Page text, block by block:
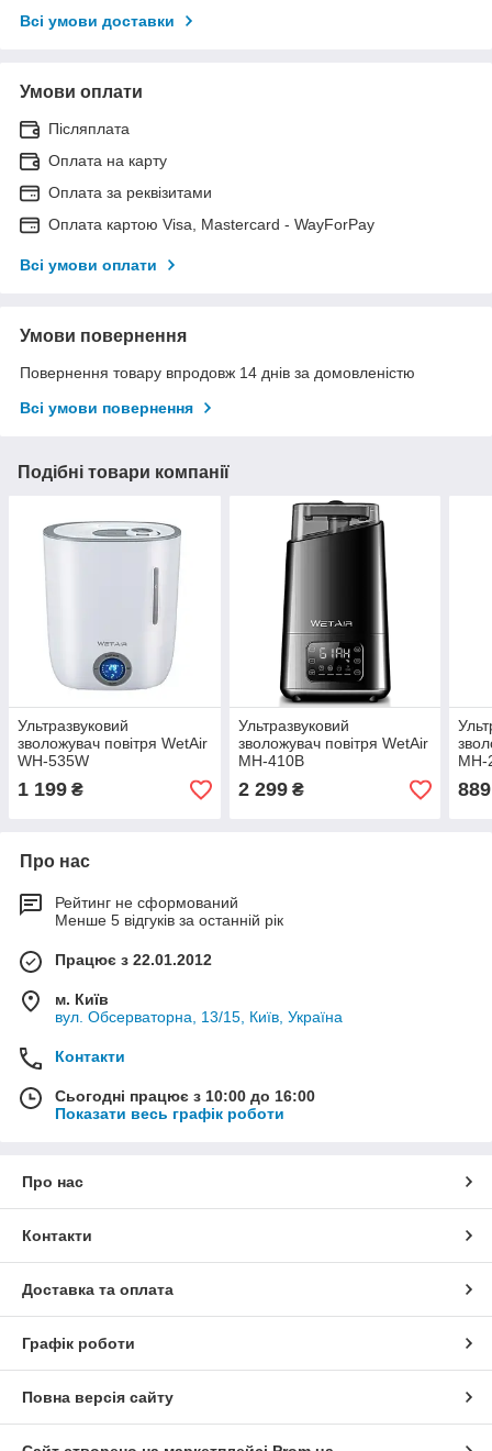
Всі умови доставки
Умови оплати
Післяплата
Оплата на карту
Оплата за реквізитами
Оплата картою Visa, Mastercard - WayForPay
Всі умови оплати
Умови повернення
Повернення товару впродовж 14 днів за домовленістю
Всі умови повернення
Подібні товари компанії
Ультразвуковий
зволожувач повітря WetAir
WH-535W
1 199 ₴
Ультразвуковий
зволожувач повітря WetAir
MH-410B
2 299₴
MH-
889
Про нас
Рейтинг не сформований
Менше 5 відгуків за останній рік
Працює з 22.01.2012
м. Київ
вул. Обсерваторна, 13/15, Київ, Україна
Контакти
Сьогодні працює з 10:00 до 16:00
Показати весь графік роботи
Про нас
Контакти
Доставка та оплата
Графік роботи
Повна версія сайту